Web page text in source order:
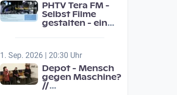
PHTV Tera FM -
Selbst Filme
gestalten - ein
Schulentwicklung
1. Sep. 2026 | 20:30 Uhr
Depot - Mensch
gegen Maschine?
//